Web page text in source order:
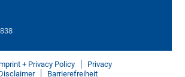
+ Privacy Policy
Privacy
Barrierefreiheit